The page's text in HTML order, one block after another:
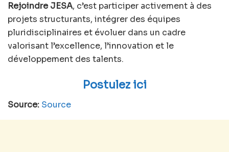
Rejoindre JESA, c’est participer activement à des
projets structurants, intégrer des équipes
pluridisciplinaires et évoluer dans un cadre
valorisant l’excellence, l’innovation et le
développement des talents.
Postulez ici
Source: Source